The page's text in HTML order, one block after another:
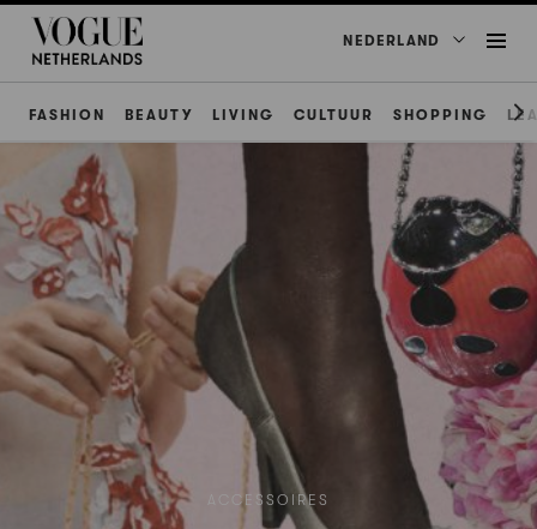
NEDERLAND
FASHION BEAUTY LIVING CULTUUR SHOPPING
ACCESSOIRES